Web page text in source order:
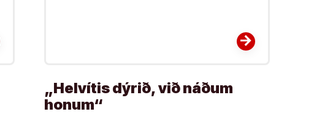
arrow_forward
„Helvítis dýrið, við náðum
honum“